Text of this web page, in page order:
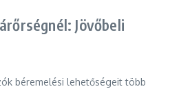
Jövőbeli
béremelési lehetőségeit több